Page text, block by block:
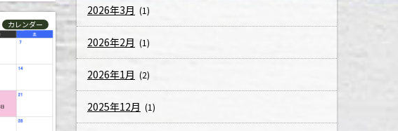
カレンダー
2026年3月 (1)
2026年2月 (1)
2026年1月 (2)
2025年12月 (1)